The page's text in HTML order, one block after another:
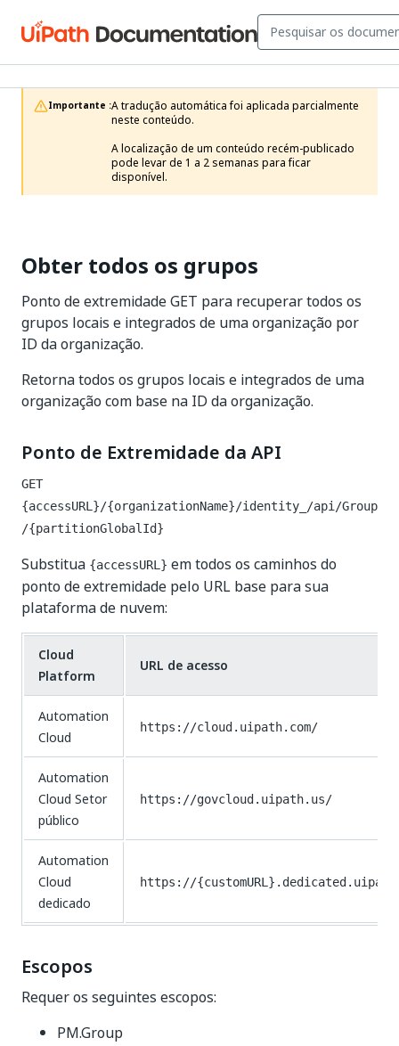
Importante :A tradução automática foi aplicada parcialmente
neste conteúdo.
A localização de um conteúdo recém-publicado
pode levar de 1 a 2 semanas para ficar
disponível.
Obter todos os grupos
Ponto de extremidade GET para recuperar todos os
grupos locais e integrados de uma organização por
ID da organização.
Retorna todos os grupos locais e integrados de uma
organização com base na ID da organização.
Ponto de Extremidade da API
GET
{accessURL}/{organizationName}/identity_/api/Group
/{partitionGlobalId}
Substitua {accessURL} em todos os caminhos do
ponto de extremidade pelo URL base para sua
plataforma de nuvem:
Cloud
Platform
URL de acesso
Automation
Cloud
https://cloud.uipath.com/
Automation
Cloud Setor
público
https://govcloud.uipath.us/
Automation
Cloud
dedicado
https://
Escopos
Requer os seguintes escopos:
PM.Group